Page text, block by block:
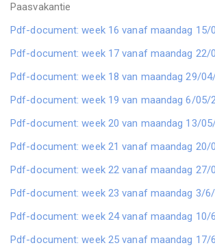
Paasvakantie
Pdf-document: week 16 vanaf maandag 15/
Pdf-document: week 17 vanaf maandag 22/
Pdf-document: week 18 van maandag 29/
Pdf-document: week 19 van maandag 6/05/
Pdf-document: week 20 van maandag 13/
Pdf-document: week 21 vanaf maandag 20/
Pdf-document: week 22 vanaf maandag 27/
Pdf-document: week 23 vanaf maandag 3/
Pdf-document: week 24 vanaf maandag 10/
Pdf-document: week 25 vanaf maandag 17/